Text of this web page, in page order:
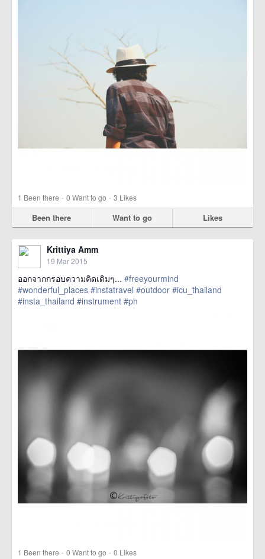
1 Been there · 0 Want to go · 3 Likes
Been there Want to go Likes
Krittiya Amm
19 Mar 2015
ออกจากกรอบความคิดเดิมๆ... #freeyourmind
#wonderful_places #instatravel #outdoor #icu_thailand
#insta_thailand #instrument #ph
1 Been there · 0 Want to go · 0 Likes